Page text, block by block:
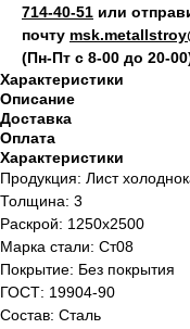
714‑40-51 или
почту
(Пн-Пт с 8-00 до 20-
Характеристики
Описание
Доставка
Оплата
Характеристики
Продукция: Лист
Толщина: 3
Раскрой: 1250х2500
Марка стали: Ст08
Покрытие: Без покрытия
ГОСТ: 19904-90
Состав: Сталь